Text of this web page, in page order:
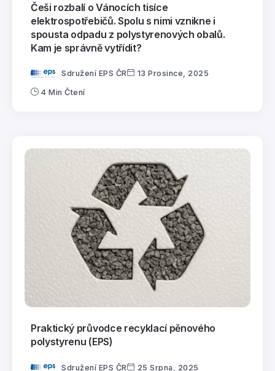
Češi rozbalí o Vánocích tisíce
elektrospotřebičů. Spolu s nimi vznikne i
spousta odpadu z polystyrenových obalů.
Kam je správně vytřídit?
Sdružení EPS ČR 13 Prosince, 2025
4 Min Čtení
Praktický průvodce recyklací pěnového
polystyrenu (EPS)
Sdružení EPS ČR 25 Srpna, 2025